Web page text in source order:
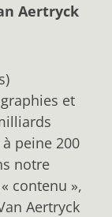
Aertryck
et
peine 200
notre
contenu »,
Aertryck